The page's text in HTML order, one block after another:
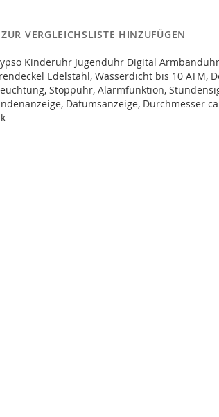
ZUR VERGLEICHSLISTE HINZUFÜGEN
Kinderuhr Jugenduhr Digital
Edelstahl, Wasserdicht bis 10 ATM,
Stoppuhr, Alarmfunktion,
Datumsanzeige, Durchmesser